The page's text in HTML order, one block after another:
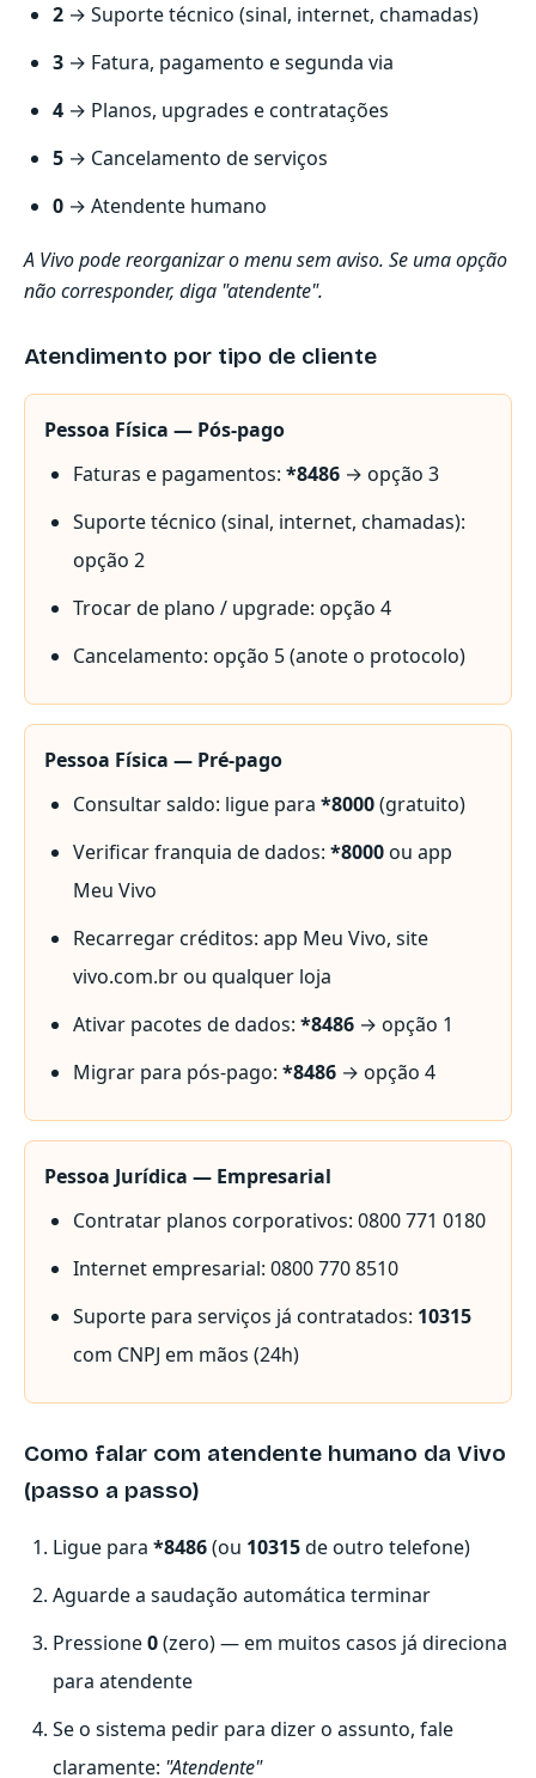
2 → Suporte técnico (sinal, internet, chamadas)
3 → Fatura, pagamento e segunda via
4 → Planos, upgrades e contratações
5 → Cancelamento de serviços
0 → Atendente humano
A Vivo pode reorganizar o menu sem aviso. Se uma opção
não corresponder, diga "atendente".
Atendimento por tipo de cliente
Pessoa Física — Pós-pago
Faturas e pagamentos: *8486 → opção 3
Suporte técnico (sinal, internet, chamadas):
opção 2
Trocar de plano / upgrade: opção 4
Cancelamento: opção 5 (anote o protocolo)
Pessoa Física — Pré-pago
Consultar saldo: ligue para *8000(gratuito)
Verificar franquia de dados: *8000ou app
Meu Vivo
Recarregar créditos: app Meu Vivo, site
vivo.com.br ou qualquer loja
Ativar pacotes de dados: *8486 → opção 1
Migrar para pós-pago: *8486 → opção 4
Pessoa Jurídica — Empresarial
Contratar planos corporativos: 0800 771 0180
Internet empresarial: 0800 770 8510
Suporte para serviços já contratados: 10315
com CNPJ em mãos (24h)
Como falar com atendente humano da Vivo
(passo a passo)
Ligue para *8486(ou 10315de outro telefone)
Aguarde a saudação automática terminar
Pressione0(zero) — em muitos casos já direciona
para atendente
Se o sistema pedir para dizer o assunto, fale
claramente: "Atendente"